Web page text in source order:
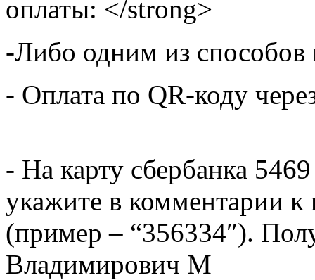
оплаты: </strong>
-Либо одним из
- Оплата по QR-коду
- На карту сбербанка
укажите в комментарии к
(пример – “356334″).
Владимирович М